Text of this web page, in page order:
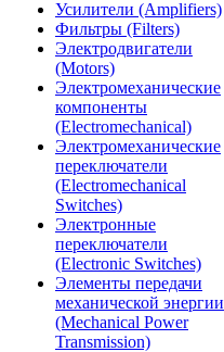
Усилители (Amplifiers)
Фильтры (Filters)
Электродвигатели
(Motors)
Электромеханические
компоненты
(Electromechanical)
Электромеханические
переключатели
(Electromechanical
Switches)
Электронные
переключатели
(Electronic Switches)
Элементы передачи
механической энергии
(Mechanical Power
Transmission)